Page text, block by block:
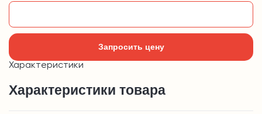
Запросить цену
Характеристики
Характеристики товара